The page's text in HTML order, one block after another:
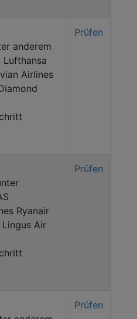
anderem
Airlines
Prüfen
Ryanair
Air
Prüfen
Prüfen